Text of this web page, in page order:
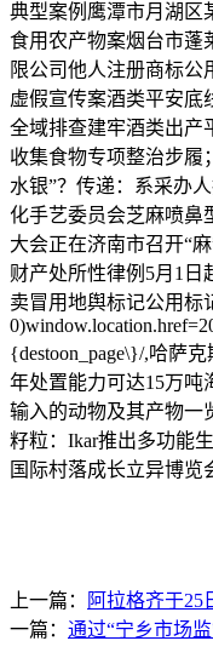
典型案例鹰潭市月湖区
食用农产物案烟台市蓬
限公司他人注册商标公
虚假宣传案酒类平安
全域排查建牢酒类出产
收集食物专项整治步履
水银”？传递：系采办
化手艺委员会芝麻喷鼻
大会正在济南市召开“
财产处所性律例5月1日
卖冒用地舆标记公用标
{destoon_page\}/,哈萨
年处置能力可达15万吨
输入的动物及其产物一
籽粒：Ikar推出多功能
国际村落成长立异博览
上一篇： 阿拉格齐于
一篇： 通过“宁乡市场